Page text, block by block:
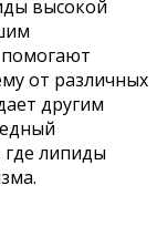
высокой
от различных
другим
где липиды